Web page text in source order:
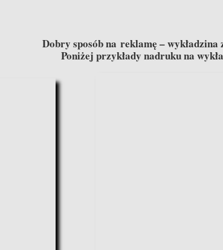
Dobry sposób na reklamę –
Poniżej przykłady nadruku na